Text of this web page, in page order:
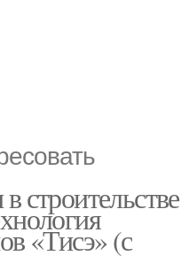
строительстве
«Тисэ» (с